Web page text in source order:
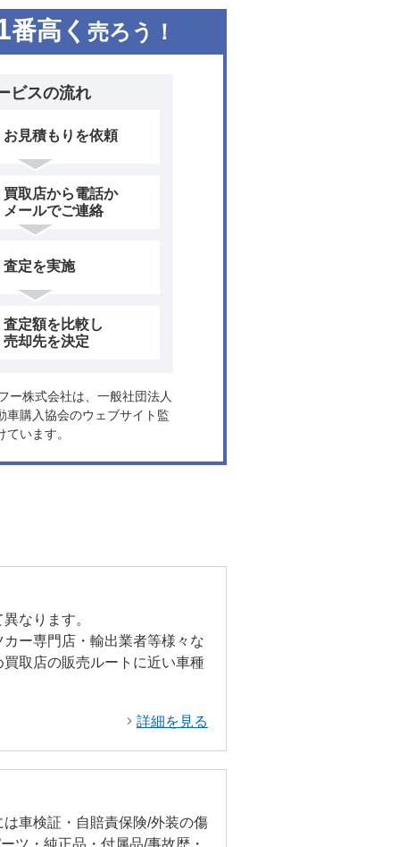
番高く 売ろう！
ビスの流れ
お見積もりを依頼
買取店から電話か
メールでご連絡
査定を実施
査定額を比較し
売却先を決定
ー株式会社は、一般社団法人
車購入協会のウェブサイト監
ています。
なります。
ー専門店・輸出業者等様々な
取店の販売ルートに近い車種
詳細を見る
車検証・自賠責保険/外装の傷
ツ・純正品・付属品/事故歴・